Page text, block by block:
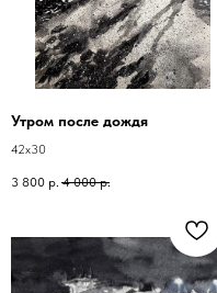
Утром после дождя
42х30
3 800 р. 4 000 р.